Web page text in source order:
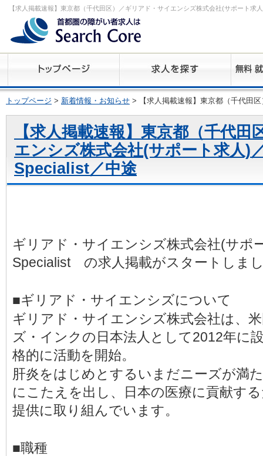
【求人掲載速報】東京都（千代田区）／ギリアド・サイエンシズ株式会社(サポート
トップページ > 新着情報・お知らせ > 【求人掲載速報】東京都（千代田
【求人掲載速報】東京都（千代
エンシズ株式会社(サポート求人)
Specialist／中途
ギリアド・サイエンシズ株式会社(サ
Specialist の求人掲載がスタートしま
■ギリアド・サイエンシズについて
ギリアド・サイエンシズ株式会社は、
ズ・インクの日本法人として2012年に
格的に活動を開始。
肝炎をはじめとするいまだニーズが満
にこたえを出し、日本の医療に貢献す
提供に取り組んでいます。
■職種